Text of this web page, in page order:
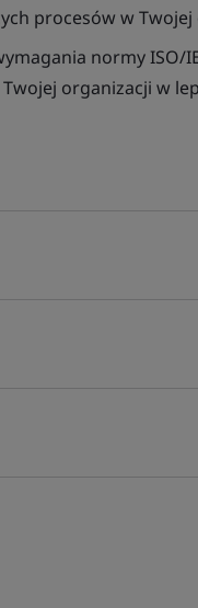
procesów w
normy ISO/
organizacji w